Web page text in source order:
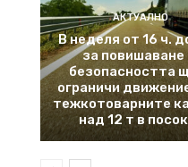
АКТУАЛНО
В неделя от 16 ч.
за повишаване
безопасността
ограничи
тежкотоварните
над 12 т в